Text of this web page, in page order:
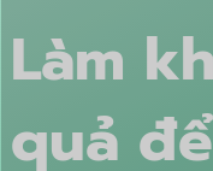
Làm
quả